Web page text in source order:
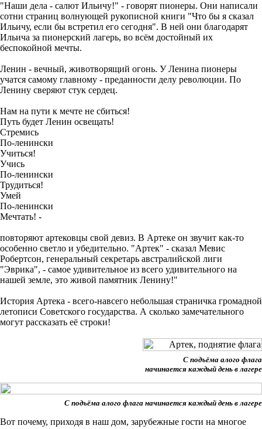
"Наши дела - салют Ильичу!" - говорят пионеры. Они написали
сотни страниц волнующей рукописной книги "Что бы я сказал
Ильичу, если бы встретил его сегодня". В ней они благодарят
Ильича за пионерский лагерь, во всём достойный их
беспокойной мечты.
Ленин - вечный, животворящий огонь. У Ленина пионеры
учатся самому главному - преданности делу революции. По
Ленину сверяют стук сердец.
Нам на пути к мечте не сбиться!
Путь будет Ленин освещать!
Стремись
По-ленински
Учиться!
Учись
По-ленински
Трудиться!
Умей
По-ленински
Мечтать! -
повторяют артековцы свой девиз. В Артеке он звучит как-то
особенно светло и убедительно. "Артек" - сказал Мевис
Робертсон, генеральный секретарь австралийской лиги
"Эврика", - самое удивительное из всего удивительного на
нашей земле, это живой памятник Ленину!"
История Артека - всего-навсего небольшая страничка громадной
летописи Советского государства. А сколько замечательного
могут рассказать её строки!
С подъёма алого флага
начинается каждый день в лагере
С подъёма алого флага начинается каждый день в лагере
Вот почему, приходя в наш дом, зарубежные гости на многое